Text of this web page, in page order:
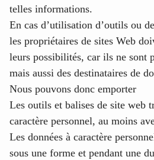
telles informations.
En cas d’utilisation d’outils ou
les propriétaires de sites Web
leurs possibilités, car ils ne sont
mais aussi des destinataires de
Nous pouvons donc emporter
Les outils et balises de site web
caractère personnel, au moins
Les données à caractère
sous une forme et pendant une